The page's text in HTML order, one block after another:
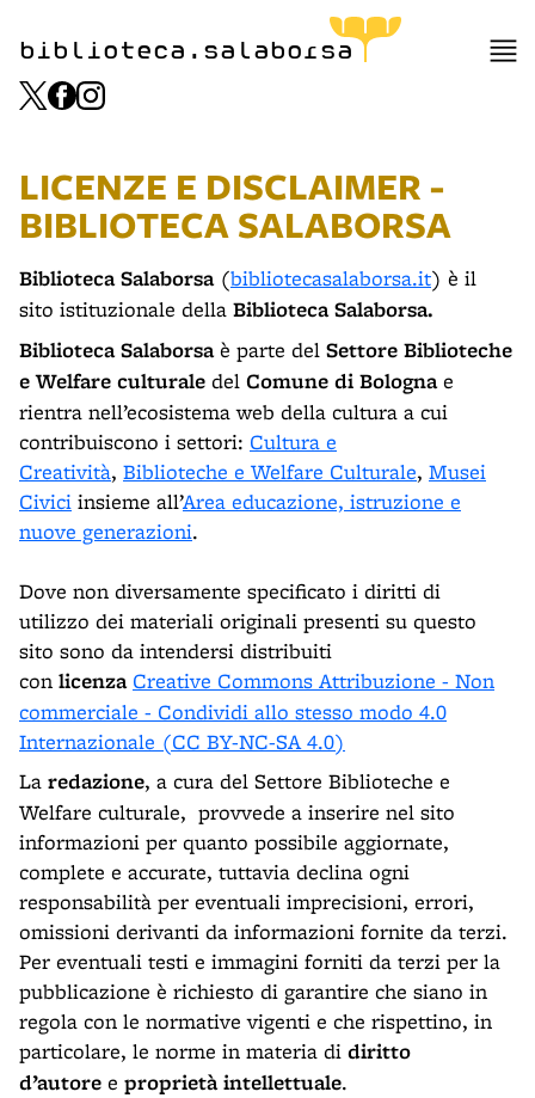
biblioteca.salaborsa
LICENZE E DISCLAIMER -
BIBLIOTECA SALABORSA
Biblioteca Salaborsa(bibliotecasalaborsa.it) è il
sito istituzionale della Biblioteca Salaborsa.
Biblioteca Salaborsaè parte del Settore Biblioteche
e Welfare culturale del Comune di Bolognae
rientra nell’ecosistema web della cultura a cui
contribuiscono i settori: Cultura e
Creatività, Biblioteche e Welfare Culturale, Musei
Civici insieme all’Area educazione, istruzione e
nuove generazioni.
Dove non diversamente specificato i diritti di
utilizzo dei materiali originali presenti su questo
sito sono da intendersi distribuiti
con licenza Creative Commons Attribuzione - Non
commerciale - Condividi allo stesso modo 4.0
Internazionale (CC BY-NC-SA 4.0)
La redazione, a cura del Settore Biblioteche e
Welfare culturale, provvede a inserire nel sito
informazioni per quanto possibile aggiornate,
complete e accurate, tuttavia declina ogni
responsabilità per eventuali imprecisioni, errori,
omissioni derivanti da informazioni fornite da terzi.
Per eventuali testi e immagini forniti da terzi per la
pubblicazione è richiesto di garantire che siano in
regola con le normative vigenti e che rispettino, in
particolare, le norme in materia di diritto
d’autore e proprietà intellettuale.